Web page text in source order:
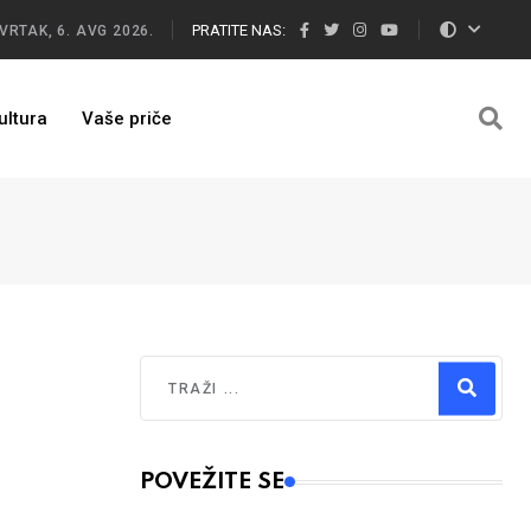
6. AVG 2026. PRATITE NAS:
Vaše priče
Type 2 or more characters for results.
POVEŽITE SE